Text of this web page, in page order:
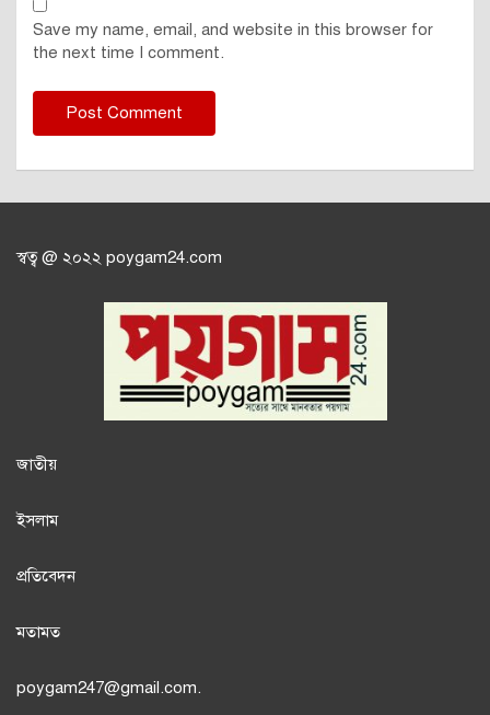
Save my name, email, and website in this browser for
the next time I comment.
স্বত্ব @ ২০২২ poygam24.com
জাতীয়
ইসলাম
প্রতিবেদন
মতামত
poygam247@gmail.com.